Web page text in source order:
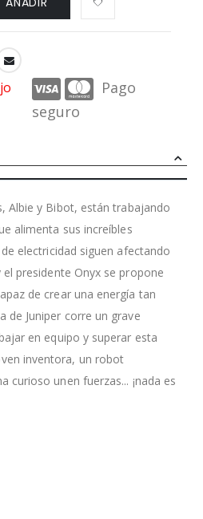
Pago
seguro
Albie y Bibot, están trabajando
alimenta sus increíbles
electricidad siguen afectando
presidente Onyx se propone
de crear una energía tan
de Juniper corre un grave
en equipo y superar esta
inventora, un robot
curioso unen fuerzas... ¡nada es